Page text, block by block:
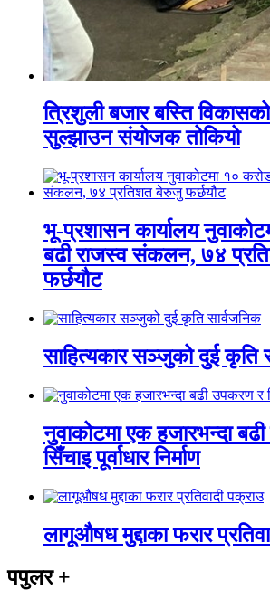
त्रिशुली बजार बस्ति विकासको
सुल्झाउन संयोजक तोकियो
भू-प्रशासन कार्यालय
बढी राजस्व संकलन, ७४
फर्छयौट
साहित्यकार सञ्जुको दुई कृति
नुवाकोटमा एक हजारभन्दा
सिँचाइ पूर्वाधार निर्माण
लागूऔषध मुद्दाका फरार
पपुलर+